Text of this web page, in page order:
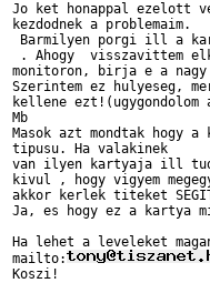
Jo ket honappal ezelott
kezdodnek a problemaim.
Barmilyen porgi ill a
. Ahogy  visszavittem
monitoron, birja e a
Szerintem ez hulyeseg,
kellene ezt!(ugygondolom
Mb
Masok azt mondtak hogy
tipusu. Ha valakinek
van ilyen kartyaja ill
kivul , hogy vigyem
akkor kerlek titeket
Ja, es hogy ez a kartya
Ha lehet a leveleket
mailto:
Koszi!